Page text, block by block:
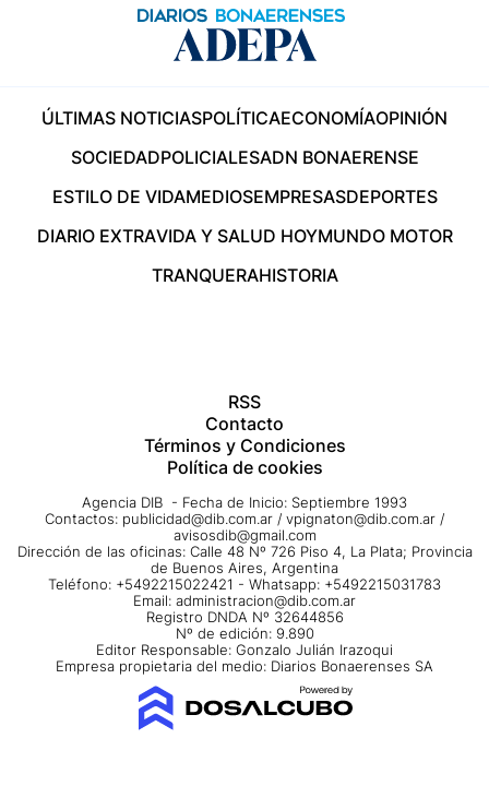
ÚLTIMAS NOTICIASPOLÍTICAECONOMÍAOPINIÓN
SOCIEDADPOLICIALESADN BONAERENSE
ESTILO DE VIDAMEDIOSEMPRESASDEPORTES
DIARIO EXTRAVIDA Y SALUD HOYMUNDO MOTOR
TRANQUERAHISTORIA
RSS
Contacto
Términos y Condiciones
Política de cookies
Agencia DIB - Fecha de Inicio: Septiembre 1993
Contactos: publicidad@dib.com.ar / vpignaton@dib.com.ar /
avisosdib@gmail.com
Dirección de las oficinas: Calle 48 Nº 726 Piso 4, La Plata; Provincia
de Buenos Aires, Argentina
Teléfono: +5492215022421 - Whatsapp: +5492215031783
Email: administracion@dib.com.ar
Registro DNDA Nº 32644856
Nº de edición: 9.890
Editor Responsable: Gonzalo Julián Irazoqui
Empresa propietaria del medio: Diarios Bonaerenses SA